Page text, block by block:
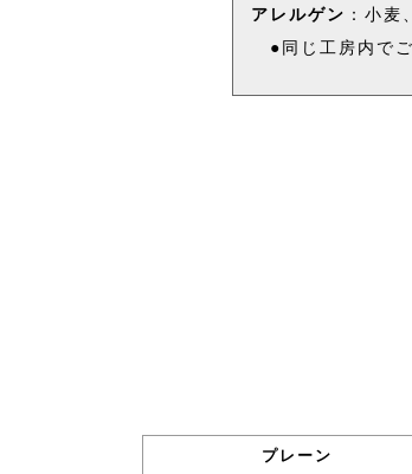
アレルゲン ：小麦
●同じ工房内でご